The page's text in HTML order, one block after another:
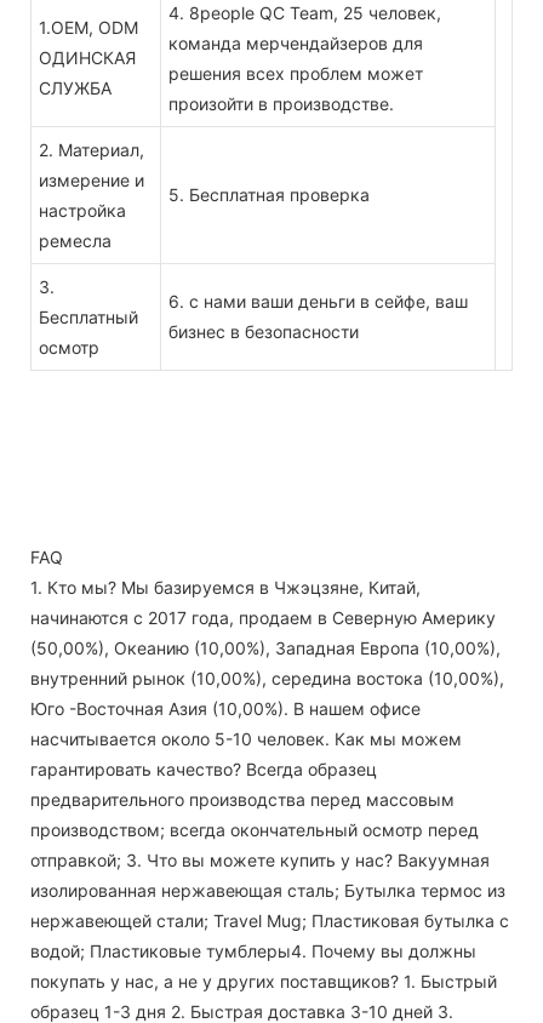
1.OEM, ODM
ОДИНСКАЯ
СЛУЖБА
4. 8people QC Team, 25 человек,
команда мерчендайзеров для
решения всех проблем может
произойти в производстве.
2. Материал,
измерение и
настройка
ремесла
5. Бесплатная проверка
3.
Бесплатный
осмотр
6. с нами ваши деньги в сейфе, ваш
бизнес в безопасности
FAQ
1. Кто мы? Мы базируемся в Чжэцзяне, Китай,
начинаются с 2017 года, продаем в Северную Америку
(50,00%), Океанию (10,00%), Западная Европа (10,00%),
внутренний рынок (10,00%), середина востока (10,00%),
Юго -Восточная Азия (10,00%). В нашем офисе
насчитывается около 5-10 человек. Как мы можем
гарантировать качество? Всегда образец
предварительного производства перед массовым
производством; всегда окончательный осмотр перед
отправкой; 3. Что вы можете купить у нас? Вакуумная
изолированная нержавеющая сталь; Бутылка термос из
нержавеющей стали; Travel Mug; Пластиковая бутылка с
водой; Пластиковые тумблеры4. Почему вы должны
покупать у нас, а не у других поставщиков? 1. Быстрый
образец 1-3 дня 2. Быстрая доставка 3-10 дней 3.